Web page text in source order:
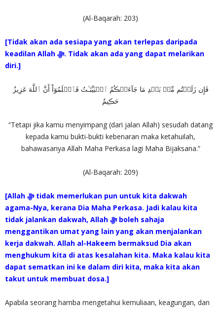
(Al-Baqarah: 203)
[Tidak akan ada sesiapa yang akan terlepas daripada
keadilan Allah ‎ﷻ. Tidak akan ada yang dapat melarikan
diri.]
فَإِن زَلَلۡتُم مِّنۢ بَعۡدِ مَا جَآءَتۡڪُمُ ٱلۡبَيِّنَـٰتُ فَٱعۡلَمُوٓاْ أَنَّ ٱللَّهَ عَزِيزٌ
حَڪِيمٌ
“Tetapi jika kamu menyimpang (dari jalan Allah) sesudah datang
kepada kamu bukti-bukti kebenaran maka ketahuilah,
bahawasanya Allah Maha Perkasa lagi Maha Bijaksana.”
(Al-Baqarah: 209)
[Allah ‎ﷻ tidak memerlukan pun untuk kita dakwah
agama-Nya, kerana Dia Maha Perkasa. Jadi kalau kita
tidak jalankan dakwah, Allah ‎ﷻ boleh sahaja
menggantikan umat yang lain yang akan menjalankan
kerja dakwah. Allah al-Hakeem bermaksud Dia akan
menghukum kita di atas kesalahan kita. Maka kalau kita
dapat sematkan ini ke dalam diri kita, maka kita akan
takut untuk membuat dosa.]
Apabila seorang hamba mengetahui kemuliaan, keagungan, dan